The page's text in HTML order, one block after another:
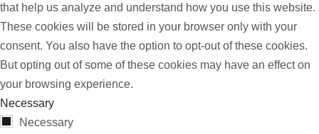
that help us analyze and understand how you use this website.
These cookies will be stored in your browser only with your
consent. You also have the option to opt-out of these cookies.
But opting out of some of these cookies may have an effect on
your browsing experience.
Necessary
Necessary